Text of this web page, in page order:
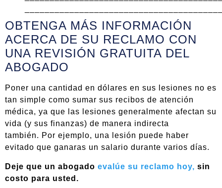
OBTENGA MÁS INFORMACIÓN
ACERCA DE SU RECLAMO CON
UNA REVISIÓN GRATUITA DEL
ABOGADO
Poner una cantidad en dólares en sus lesiones no es
tan simple como sumar sus recibos de atención
médica, ya que las lesiones generalmente afectan su
vida (y sus finanzas) de manera indirecta
también. Por ejemplo, una lesión puede haber
evitado que ganaras un salario durante varios días.
Deje que un abogado evalúe su reclamo hoy, sin
costo para usted.